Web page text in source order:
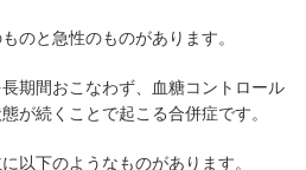
のと急性のものがあります。
期間おこなわず、血糖コントロール
が続くことで起こる合併症です。
以下のようなものがあります。